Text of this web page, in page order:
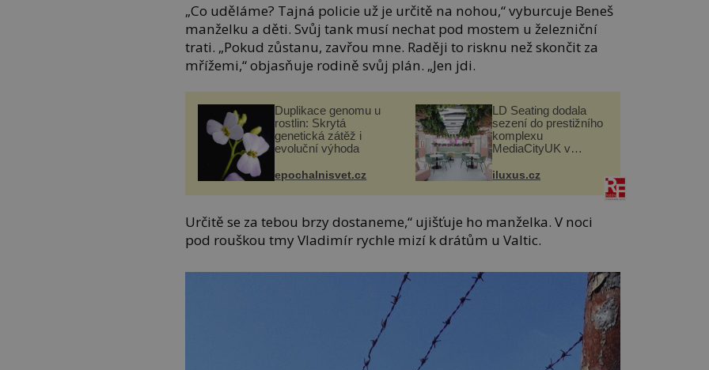
„Co uděláme? Tajná policie už je určitě na nohou,“ vyburcuje Beneš
manželku a děti. Svůj tank musí nechat pod mostem u železniční
trati. „Pokud zůstanu, zavřou mne. Raději to risknu než skončit za
mřížemi,“ objasňuje rodině svůj plán. „Jen jdi.
Duplikace genomu u
rostlin: Skrytá
genetická zátěž i
evoluční výhoda
epochalnisvet.cz
LD Seating dodala
sezení do prestižního
komplexu
MediaCityUK v
iluxus.cz
Určitě se za tebou brzy dostaneme,“ ujišťuje ho manželka. V noci
pod rouškou tmy Vladimír rychle mizí k drátům u Valtic.